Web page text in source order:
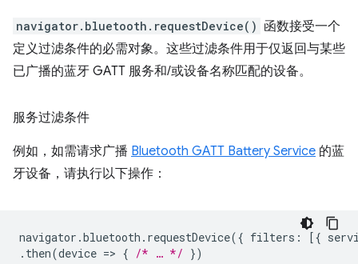
navigator.bluetooth.requestDevice() 函数接受一个
定义过滤条件的必需对象。这些过滤条件用于仅返回与某些
已广播的蓝牙 GATT 服务和/或设备名称匹配的设备。
服务过滤条件
例如，如需请求广播 Bluetooth GATT Battery Service 的蓝
牙设备，请执行以下操作：
navigator .bluetooth . requestDevice({ filters : [{
. then(device => { /* … */ })